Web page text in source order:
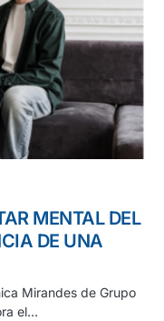
MENTAL DEL
DE UNA
Mirandes de Grupo
el…